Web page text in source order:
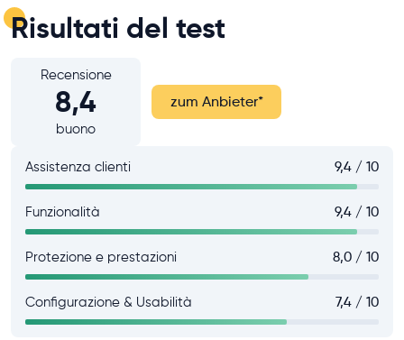
Risultati del test
Recensione
8,4
buono
zum Anbieter*
Assistenza clienti 9,4 / 10
Funzionalità 9,4 / 10
Protezione e prestazioni 8,0 / 10
Configurazione & Usabilità 7,4 / 10